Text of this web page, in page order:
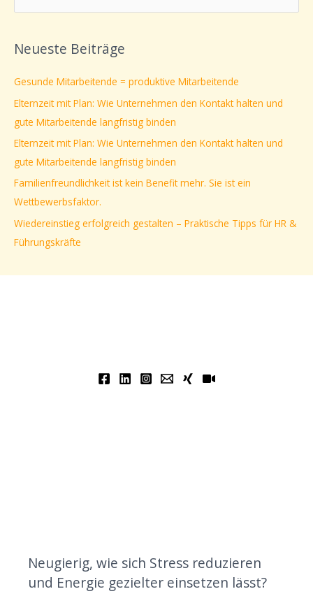
u
h
n
a
c
h
:
Neueste Beiträge
Gesunde Mitarbeitende = produktive Mitarbeitende
Elternzeit mit Plan: Wie Unternehmen den Kontakt halten und
gute Mitarbeitende langfristig binden
Elternzeit mit Plan: Wie Unternehmen den Kontakt halten und
gute Mitarbeitende langfristig binden
Familienfreundlichkeit ist kein Benefit mehr. Sie ist ein
Wettbewerbsfaktor.
Wiedereinstieg erfolgreich gestalten – Praktische Tipps für HR &
Führungskräfte
Neugierig, wie sich Stress reduzieren
und Energie gezielter einsetzen lässt?